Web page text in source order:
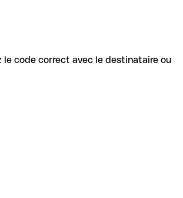
code correct avec le destinataire ou